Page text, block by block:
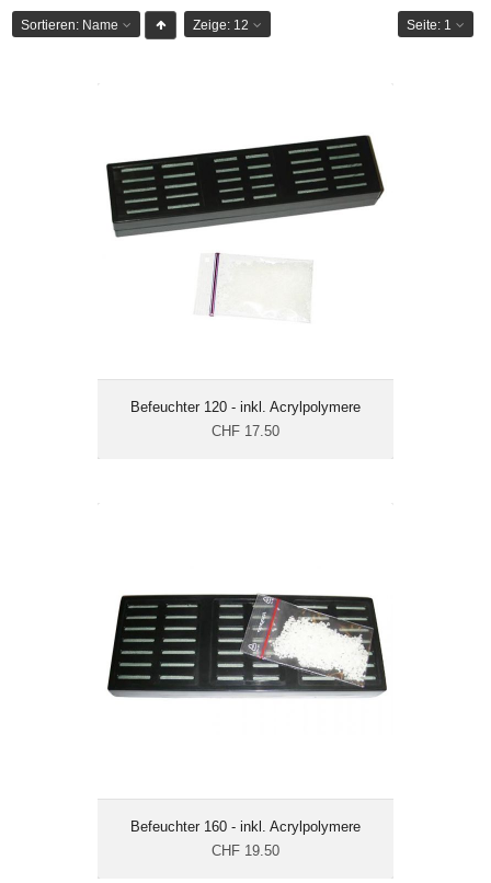
Sortieren: Name Zeige: 12 Seite: 1
Befeuchter 120 - inkl. Acrylpolymere
CHF 17.50
CHF 17.50
Masse cm: 14.8 x 4 x 2
Befeuchter 160 - inkl. Acrylpolymere
CHF 19.50
Masse cm: 16.8 x 6.6 x
1.9